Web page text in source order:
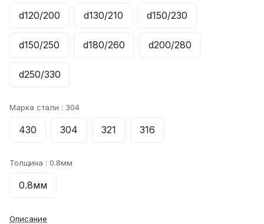
d120/200 d130/210 d150/230
d150/250 d180/260 d200/280
d250/330
Марка стали : 304
430 304 321 316
Толщина : 0.8мм
0.8мм
Описание